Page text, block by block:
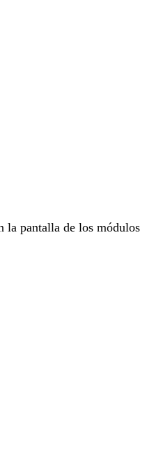
la pantalla de los módulos